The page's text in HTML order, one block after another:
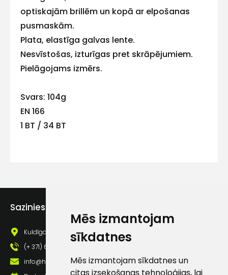
Mēs izmantojam
sīkdatnes
Mēs izmantojam sīkdatnes un
optiskajām brillēm un kopā ar elpošanas
pusmaskām.
Plata, elastīga galvas lente.
Nesvīstošas, izturīgas pret skrāpējumiem.
Pielāgojams izmērs.
Svars: 104g
EN 166
1 BT / 34 BT
Sazinies ar mums
Kuldīgas iela 69a, Saldus, Saldus nov., LV - 3801
(+ 371) 63 881 186
info@hards.lv
E-pasts
lietošanas noteikumiem